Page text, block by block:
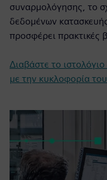
συναρμολόγησης, το
δεδομένων
προσφέρει πρακτικές
Διαβάστε το
με την κυκλοφορία